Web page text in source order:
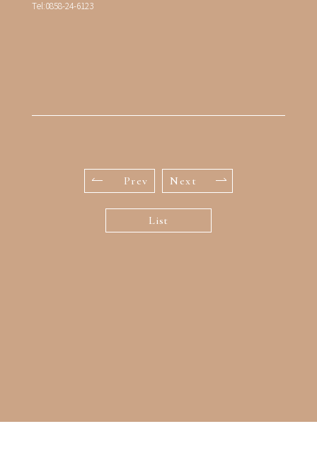
Tel:0858-24-6123
Prev Next
List